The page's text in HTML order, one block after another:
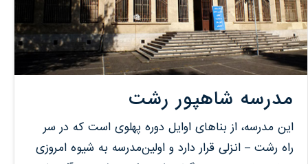
مدرسه‌ شاهپور رشت
این‌ مدرسه‌، از بناهای‌ اوایل‌ دوره‌ پهلوی‌ است‌ که‌ در سر
راه‌ رشت‌ – انزلی‌ قرار دارد و اولین‌مدرسه‌ به‌ شیوه‌ امروزی‌